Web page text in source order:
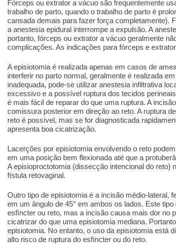
Fórceps ou extrator a vácuo são frequentemente
trabalho de parto, quando o trabalho de parto é
cansada demais para fazer força completamente).
a anestesia epidural interrompe a expulsão. A
portanto, fórceps ou extrator a vácuo geralmente
complicações. As indicações para fórceps e
A episiotomia é realizada apenas em casos de
interferir no parto normal, geralmente é realizada
inadequada, pode-se utilizar anestesia infiltrativa
excessivo e a possível ruptura dos tecidos
é mais fácil de reparar do que uma ruptura. A
comissura posterior em direção ao reto. A ruptura
reto é possível, mas se for diagnosticada
apresenta boa cicatrização.
Lacerções por episiotomia envolvendo o reto
em uma posição bem flexionada até que a
A episioproctotomia (dissecção intencional do reto)
fístula retovaginal.
Outro tipo de episiotomia é a incisão médio-lateral,
em um ângulo de 45° em ambos os lados. Este
esfíncter ou reto, mas a incisão causa mais dor no
cicatrizar do que uma episiotomia mediana.
episiotomia. No entanto, o uso da episiotomia está
alto risco de ruptura do esfíncter ou do reto.